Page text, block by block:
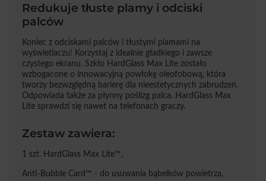
Redukuje tłuste plamy i odciski
palców
Koniec z odciskami palców i tłustymi plamami na
wyświetlaczu! Korzystaj z idealnie gładkiego i zawsze
czystego ekranu. Szkło HardGlass Max Lite zostało
wzbogacone o innowacyjną powłokę oleofobową, która
tworzy bezwzględną barierę dla nieestetycznych zabrudzeń.
Odpowiada także za płynny poślizg palca. HardGlass Max
Lite sprawdzi się nawet na telefonach graczy.
Zestaw zawiera:
1 szt. HardGlass Max Lite™,
Anti-Bubble Card™ - do usuwania bąbelków powietrza,